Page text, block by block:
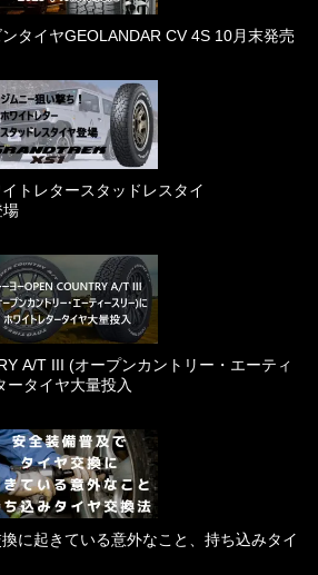
タイヤGEOLANDAR CV 4S 10月末発売
トレタースタッドレスタイ
場
A/T III (オープンカントリー・エーティ
ータイヤ大量投入
に起きている意外なこと、持ち込みタイ